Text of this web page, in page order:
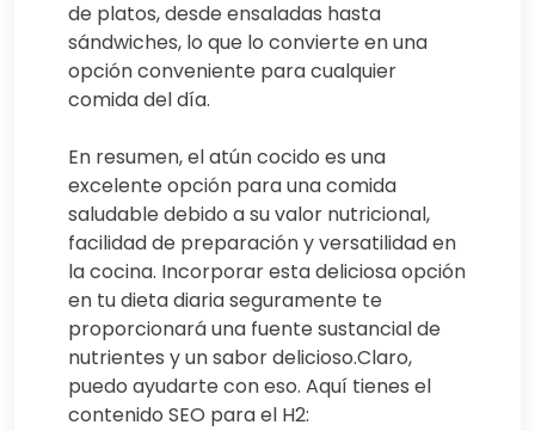
de platos, desde ensaladas hasta
sándwiches, lo que lo convierte en una
opción conveniente para cualquier
comida del día.
En resumen, el atún cocido es una
excelente opción para una comida
saludable debido a su valor nutricional,
facilidad de preparación y versatilidad en
la cocina. Incorporar esta deliciosa opción
en tu dieta diaria seguramente te
proporcionará una fuente sustancial de
nutrientes y un sabor delicioso.Claro,
puedo ayudarte con eso. Aquí tienes el
contenido SEO para el H2: